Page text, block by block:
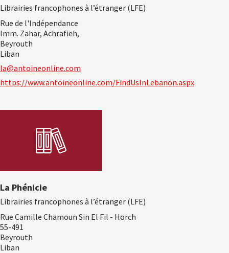
Librairies francophones à l’étranger (LFE)
Rue de l'Indépendance
Imm. Zahar, Achrafieh,
Beyrouth
Liban
la@antoineonline.com
https://www.antoineonline.com/FindUsInLebanon.aspx
La Phénicie
Librairies francophones à l’étranger (LFE)
Rue Camille Chamoun Sin El Fil - Horch
55-491
Beyrouth
Liban